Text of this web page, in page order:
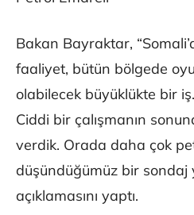
Bakan Bayraktar,
faaliyet, bütün bölgede
olabilecek büyüklükte bir
Ciddi bir çalışmanın
verdik. Orada daha çok
düşündüğümüz bir sondaj
açıklamasını yaptı.